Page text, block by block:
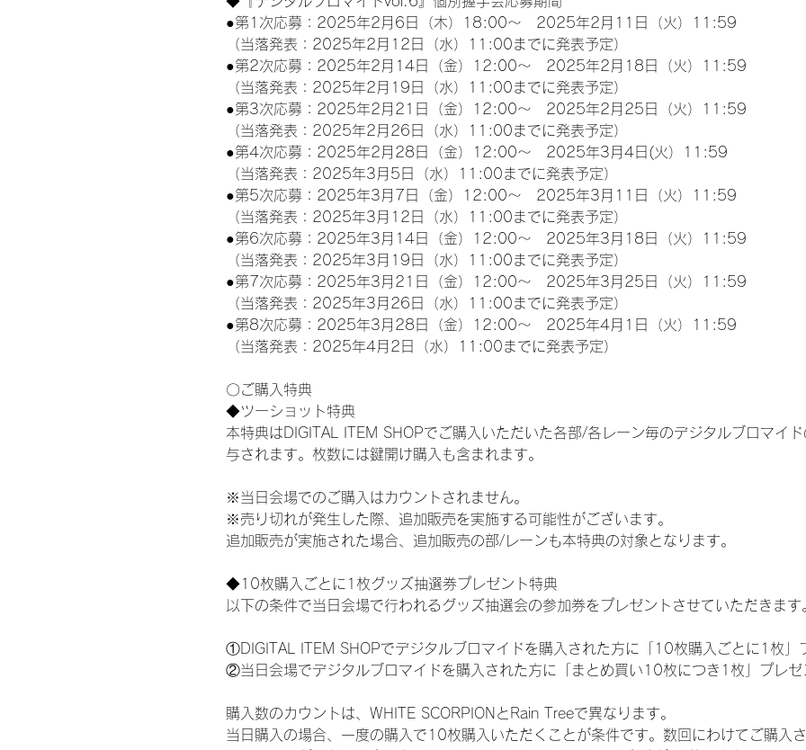
●第1次応募：2025年2月6日（木）18:00～　2025年2月11日（火）11:59
（当落発表：2025年2月12日（水）11:00までに発表予定）
●第2次応募：2025年2月14日（金）12:00～　2025年2月18日（火）11:59
（当落発表：2025年2月19日（水）11:00までに発表予定）
●第3次応募：2025年2月21日（金）12:00～　2025年2月25日（火）11:59
（当落発表：2025年2月26日（水）11:00までに発表予定）
●第4次応募：2025年2月28日（金）12:00～　2025年3月4日(火）11:59
（当落発表：2025年3月5日（水）11:00までに発表予定）
●第5次応募：2025年3月7日（金）12:00～　2025年3月11日（火）11:59
（当落発表：2025年3月12日（水）11:00までに発表予定）
●第6次応募：2025年3月14日（金）12:00～　2025年3月18日（火）11:59
（当落発表：2025年3月19日（水）11:00までに発表予定）
●第7次応募：2025年3月21日（金）12:00～　2025年3月25日（火）11:59
（当落発表：2025年3月26日（水）11:00までに発表予定）
●第8次応募：2025年3月28日（金）12:00～　2025年4月1日（火）11:59
（当落発表：2025年4月2日（水）11:00までに発表予定）
〇ご購入特典
◆ツーショット特典
本特典はDIGITAL ITEM SHOPでご購入いただいた各部/各レーン毎のデジタルブロマイ
与されます。枚数には鍵開け購入も含まれます。
※当日会場でのご購入はカウントされません。
※売り切れが発生した際、追加販売を実施する可能性がございます。
追加販売が実施された場合、追加販売の部/レーンも本特典の対象となります。
◆10枚購入ごとに1枚グッズ抽選券プレゼント特典
以下の条件で当日会場で行われるグッズ抽選会の参加券をプレゼントさせていただきます
①DIGITAL ITEM SHOPでデジタルブロマイドを購入された方に「10枚購入ごとに1枚」
②当日会場でデジタルブロマイドを購入された方に「まとめ買い10枚につき1枚」プレゼ
購入数のカウントは、WHITE SCORPIONとRain Treeで異なります。
当日購入の場合、一度の購入で10枚購入いただくことが条件です。数回にわけてご購入